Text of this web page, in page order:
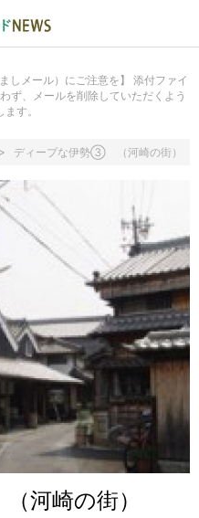
しメール）にご注意を】 添付ファイ
ず、メールを削除していただくよう
す。
ディープな伊勢③ （河崎の街）
河崎の街）